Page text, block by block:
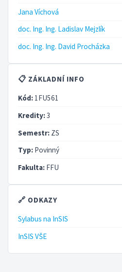
Jana Víchová
doc. Ing. Ing. Ladislav Mejzlík
doc. Ing. Ing. David Procházka
📋 ZÁKLADNÍ INFO
Kód: 1FU561
Kredity:3
Semestr: ZS
Typ: Povinný
Fakulta: FFU
🔗 ODKAZY
Sylabus na InSIS
InSIS VŠE